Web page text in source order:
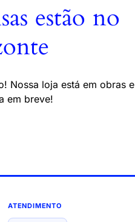
estão no
Nossa loja está em obras e
em breve!
ATENDIMENTO